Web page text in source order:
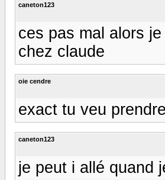
caneton123
ces pas mal alors
chez claude
oie cendre
exact tu veu
caneton123
je peut i allé quand